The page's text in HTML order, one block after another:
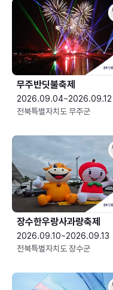
무주반딧불축제
2026.09.04~2026.09.12
전북특별자치도 무주군
장수한우랑사과랑축제
2026.09.10~2026.09.13
전북특별자치도 장수군